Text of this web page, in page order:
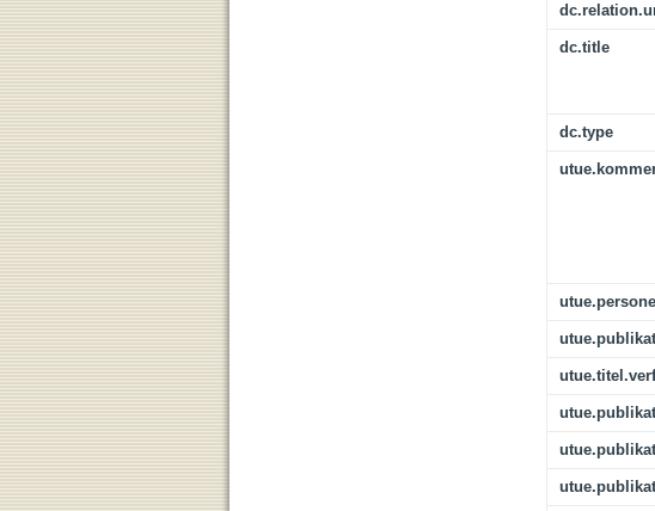
dc.title
dc.type